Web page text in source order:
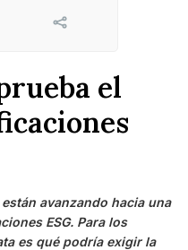
Share
el
avanzando hacia una
ESG. Para los
es qué podría exigir la